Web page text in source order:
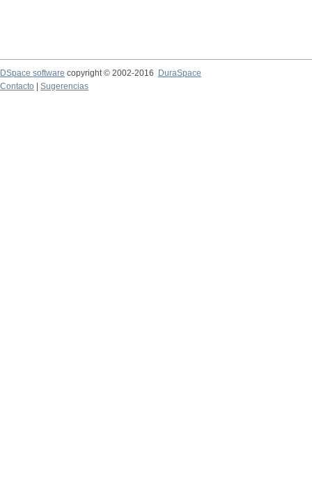
DSpace software copyright © 2002-2016
DuraSpace
Contacto
Sugerencias